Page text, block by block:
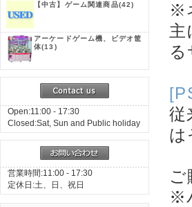
【中古】ゲーム関連商品(42)
アーケードゲーム機、ビデオ筐
体(13)
Open:11:00 - 17:30
Closed:Sat, Sun and Public holiday
営業時間:11:00 - 17:30
定休日:土、日、祝日
※
主
従
は
ご
※